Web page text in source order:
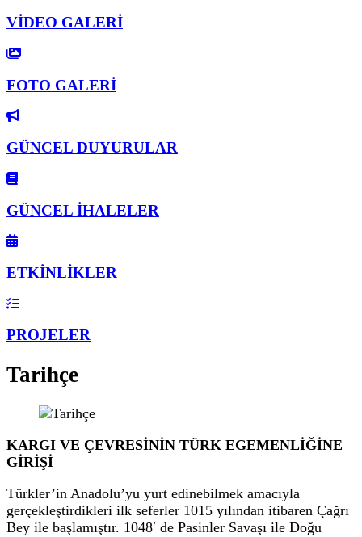
VİDEO GALERİ
FOTO GALERİ
GÜNCEL DUYURULAR
GÜNCEL İHALELER
ETKİNLİKLER
PROJELER
Tarihçe
KARGI VE ÇEVRESİNİN TÜRK EGEMENLİĞİNE
GİRİŞİ
Türkler’in Anadolu’yu yurt edinebilmek amacıyla
gerçekleştirdikleri ilk seferler 1015 yılından itibaren Çağrı
Bey ile başlamıştır. 1048′ de Pasinler Savaşı ile Doğu